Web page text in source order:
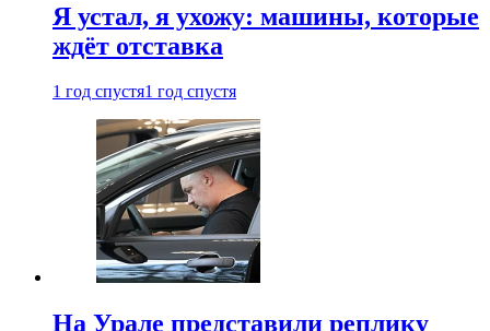
Я устал, я ухожу: машины, которые
ждёт отставка
1 год спустя1 год спустя
На Урале представили реплику